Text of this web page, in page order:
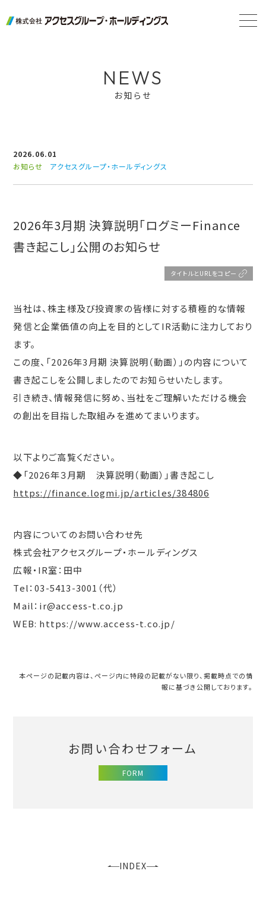
NEWS
お知らせ
2026.06.01
お知らせ
アクセスグループ・ホールディングス
2026年3月期 決算説明「ログミーFinance
書き起こし」公開のお知らせ
タイトルとURLをコピー
当社は、株主様及び投資家の皆様に対する積極的な情報
発信と企業価値の向上を目的としてIR活動に注力しており
ます。
この度、「2026年3月期 決算説明（動画）」の内容について
書き起こしを公開しましたのでお知らせいたします。
引き続き、情報発信に努め、当社をご理解いただける機会
の創出を目指した取組みを進めてまいります。
以下よりご高覧ください。
◆「2026年３月期 決算説明（動画）」書き起こし
https://finance.logmi.jp/articles/384806
内容についてのお問い合わせ先
株式会社アクセスグループ・ホールディングス
広報・IR室：田中
Tel：03-5413-3001（代）
Mail：ir@access-t.co.jp
WEB: https://www.access-t.co.jp/
本ページの記載内容は、ページ内に特段の記載がない限り、掲載時点での情
報に基づき公開しております。
お問い合わせフォーム
FORM
INDEX